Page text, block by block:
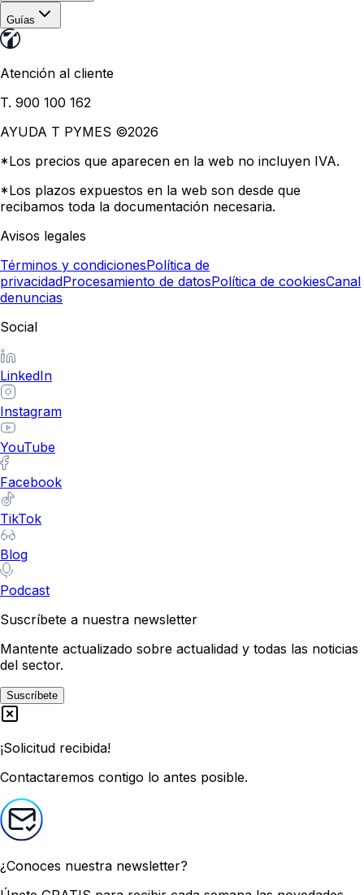
Guías
Atención al cliente
T. 900 100 162
AYUDA T PYMES ©2026
*Los precios que aparecen en la web no incluyen IVA.
*Los plazos expuestos en la web son desde que
recibamos toda la documentación necesaria.
Avisos legales
Términos y condicionesPolítica de
privacidadProcesamiento de datosPolítica de cookiesCanal
denuncias
Social
LinkedIn
Instagram
YouTube
Facebook
TikTok
Blog
Podcast
Suscríbete a nuestra newsletter
Mantente actualizado sobre actualidad y todas las noticias
del sector.
Suscríbete
¡Solicitud recibida!
Contactaremos contigo lo antes posible.
¿Conoces nuestra newsletter?